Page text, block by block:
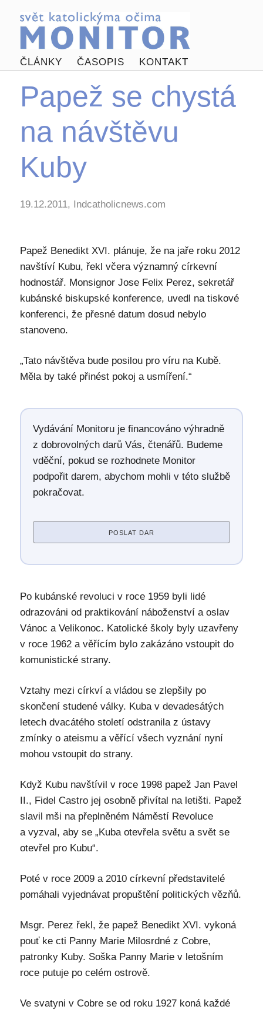
ČLÁNKY ČASOPIS KONTAKT
Papež se chystá
na návštěvu
Kuby
19.12.2011, Indcatholicnews.com
Papež Benedikt XVI. plánuje, že na jaře roku 2012
navštíví Kubu, řekl včera významný církevní
hodnostář. Monsignor Jose Felix Perez, sekretář
kubánské biskupské konference, uvedl na tiskové
konferenci, že přesné datum dosud nebylo
stanoveno.
„Tato návštěva bude posilou pro víru na Kubě.
Měla by také přinést pokoj a usmíření.“
Vydávání Monitoru je financováno výhradně
z dobrovolných darů Vás, čtenářů. Budeme
vděční, pokud se rozhodnete Monitor
podpořit darem, abychom mohli v této službě
pokračovat.
POSLAT DAR
Po kubánské revoluci v roce 1959 byli lidé
odrazováni od praktikování náboženství a oslav
Vánoc a Velikonoc. Katolické školy byly uzavřeny
v roce 1962 a věřícím bylo zakázáno vstoupit do
komunistické strany.
Vztahy mezi církví a vládou se zlepšily po
skončení studené války. Kuba v devadesátých
letech dvacátého století odstranila z ústavy
zmínky o ateismu a věřící všech vyznání nyní
mohou vstoupit do strany.
Když Kubu navštívil v roce 1998 papež Jan Pavel
II., Fidel Castro jej osobně přivítal na letišti. Papež
slavil mši na přeplněném Náměstí Revoluce
a vyzval, aby se „Kuba otevřela světu a svět se
otevřel pro Kubu“.
Poté v roce 2009 a 2010 církevní představitelé
pomáhali vyjednávat propuštění politických vězňů.
Msgr. Perez řekl, že papež Benedikt XVI. vykoná
pouť ke cti Panny Marie Milosrdné z Cobre,
patronky Kuby. Soška Panny Marie v letošním
roce putuje po celém ostrově.
Ve svatyni v Cobre se od roku 1927 koná každé